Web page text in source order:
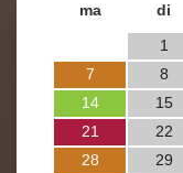
ma di
1
7
8
14
15
21
22
28
29